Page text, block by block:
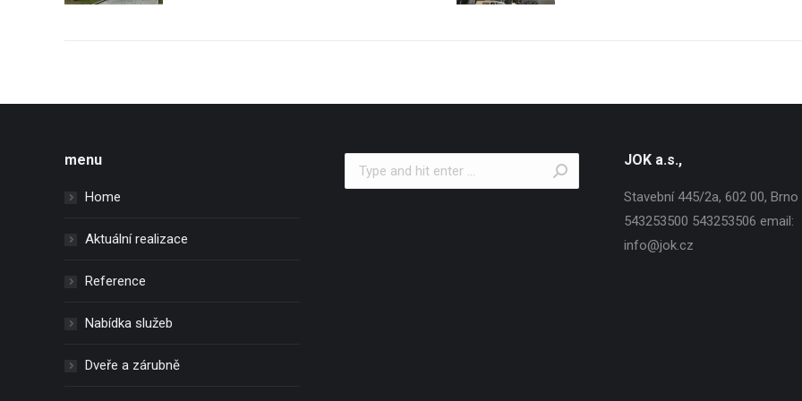
menu
Home
Aktuální realizace
Reference
Nabídka služeb
Dveře a zárubně
Search: JOK a.s.,
Stavební 445/2a, 602 00, Brno
543253500 543253506 email:
info@jok.cz